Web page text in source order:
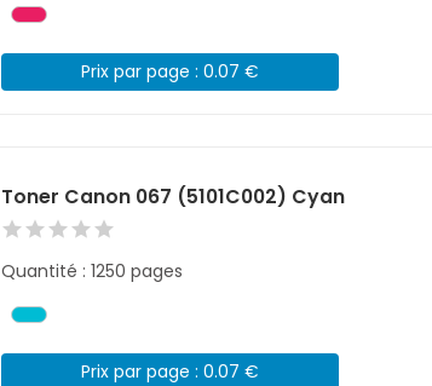
Prix par page : 0.07 €
Toner Canon 067 (5101C002) Cyan
Quantité : 1250 pages
Prix par page : 0.07 €